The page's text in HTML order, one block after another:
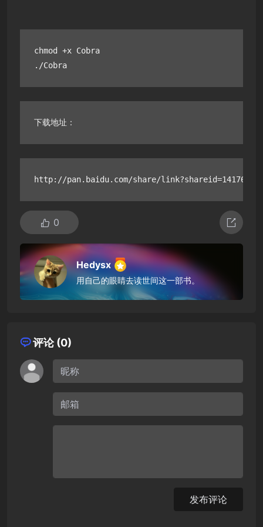
chmod +x Cobra
./Cobra
下载地址：
http://pan.baidu.com/share/
0
Hedysx
用自己的眼睛去读世间这一部书。
评论 (0)
发布评论